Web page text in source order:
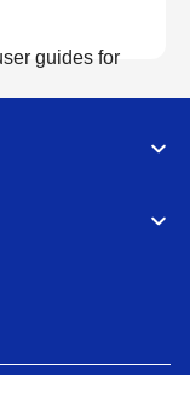
guides for